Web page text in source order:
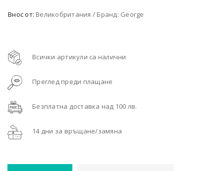
Внос от: Великобритания / Бранд: George
Всички артикули са налични
Преглед преди плащане
Безплатна доставка над 100 лв.
14 дни за връщане/замяна